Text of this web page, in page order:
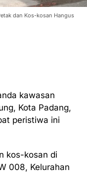
dan Kos-kosan Hangus
kawasan
Kota Padang,
peristiwa ini
kos-kosan di
008, Kelurahan